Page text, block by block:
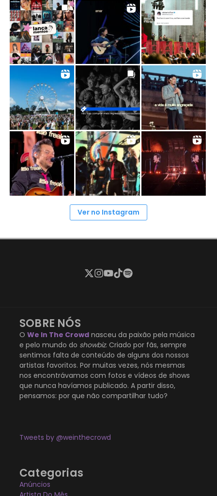
Ver no Instagram
SOBRE NÓS
O We In The Crowd nasceu da paixão pela música
e pelo mundo do showbiz. Criado por fãs, sempre
sentimos falta de conteúdo de alguns dos nossos
artistas favoritos. Por muitas vezes, nós mesmas
nos encontrávamos com fotos e vídeos de shows
que nunca havíamos publicado. A partir disso,
pensamos: por que não compartilhar tudo?
Tweets by @weinthecrowd
Categorias
Anúncios